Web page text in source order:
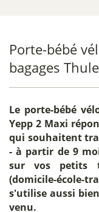
Porte-bébé
bagages
Le porte-bébé
Yepp 2 Maxi
qui souhaitent
- à partir de 9
sur vos petits
(domicile-école-
s'utilise aussi
venu.